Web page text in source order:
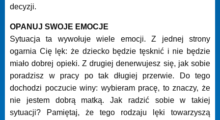
decyzji.
OPANUJ SWOJE EMOCJE
Sytuacja ta wywołuje wiele emocji. Z jednej strony
ogarnia Cię lęk: że dziecko będzie tęsknić i nie będzie
miało dobrej opieki. Z drugiej denerwujesz się, jak sobie
poradzisz w pracy po tak długiej przerwie. Do tego
dochodzi poczucie winy: wybieram pracę, to znaczy, że
nie jestem dobrą matką. Jak radzić sobie w takiej
sytuacji? Pamiętaj, że tego rodzaju lęki towarzyszą